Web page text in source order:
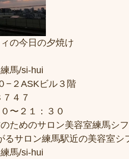
の今日の夕焼け
馬/si-hui
−２ASKビル３階
４７
〜２１：３０
ためのサロン美容室練馬シ
るサロン練馬駅近の美容室シ
馬/si-hui